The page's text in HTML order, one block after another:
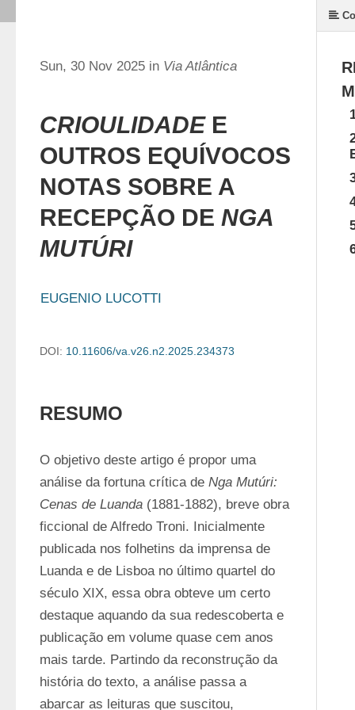
Sun, 30 Nov 2025 in Via Atlântica
CRIOULIDADEE
OUTROS EQUÍVOCOS
NOTAS SOBRE A
RECEPÇÃO DE NGA
MUTÚRI
EUGENIO LUCOTTI
DOI: 10.11606/va.v26.n2.2025.234373
RESUMO
O objetivo deste artigo é propor uma
análise da fortuna crítica de Nga Mutúri:
Cenas de Luanda (1881-1882), breve obra
ficcional de Alfredo Troni. Inicialmente
publicada nos folhetins da imprensa de
Luanda e de Lisboa no último quartel do
século XIX, essa obra obteve um certo
destaque aquando da sua redescoberta e
publicação em volume quase cem anos
mais tarde. Partindo da reconstrução da
história do texto, a análise passa a
abarcar as leituras que suscitou,